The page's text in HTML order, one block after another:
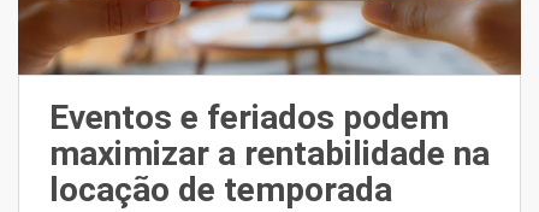
Eventos e feriados podem
maximizar a rentabilidade na
locação de temporada